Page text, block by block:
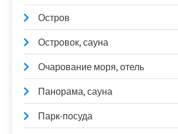
Остров
Островок, сауна
Очарование моря, отель
Панорама, сауна
Парк-посуда